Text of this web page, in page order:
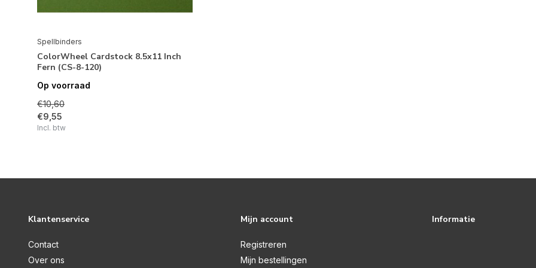
Spellbinders
ColorWheel Cardstock 8.5x11 Inch
Fern (CS-8-120)
Op voorraad
€10,60
€9,55
Incl. btw
Klantenservice
Contact
Over ons
Mijn account
Registreren
Mijn bestellingen
Informatie